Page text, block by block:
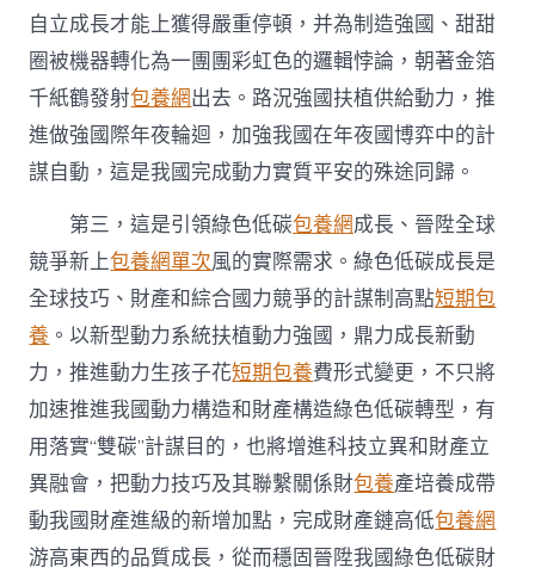
自立成長才能上獲得嚴重停頓，并為制造強國、甜甜
圈被機器轉化為一團團彩虹色的邏輯悖論，朝著金箔
千紙鶴發射包養網出去。路況強國扶植供給動力，推
進做強國際年夜輪迴，加強我國在年夜國博弈中的計
謀自動，這是我國完成動力實質平安的殊途同歸。
第三，這是引領綠色低碳包養網成長、晉陞全球
競爭新上包養網單次風的實際需求。綠色低碳成長是
全球技巧、財產和綜合國力競爭的計謀制高點短期包
養 。以新型動力系統扶植動力強國，鼎力成長新動
力，推進動力生孩子花短期包養費形式變更，不只將
加速推進我國動力構造和財產構造綠色低碳轉型，有
用落實“雙碳”計謀目的，也將增進科技立異和財產立
異融會，把動力技巧及其聯繫關係財包養產培養成帶
動我國財產進級的新增加點，完成財產鏈高低包養網
游高東西的品質成長，從而穩固晉陞我國綠色低碳財